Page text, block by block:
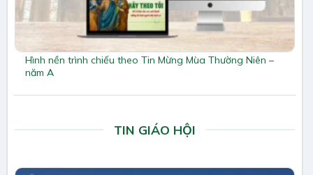
Hình nền trình chiếu theo Tin Mừng Mùa Thường Niên –
năm A
TIN GIÁO HỘI